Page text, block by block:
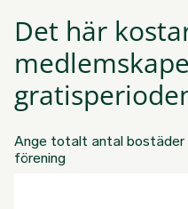
Det här
Ange totalt antal bostäder
förening